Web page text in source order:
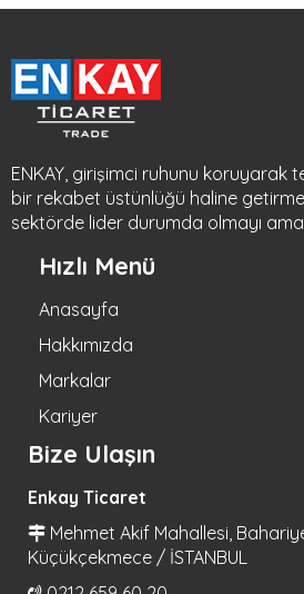
ENKAY, girişimci ruhunu koruyarak
bir rekabet üstünlüğü haline
sektörde lider durumda olmayı
Hızlı Menü
Anasayfa
Hakkımızda
Markalar
Kariyer
Bize Ulaşın
Enkay Ticaret
Mehmet Akif Mahallesi,
Küçükçekmece / İSTANBUL